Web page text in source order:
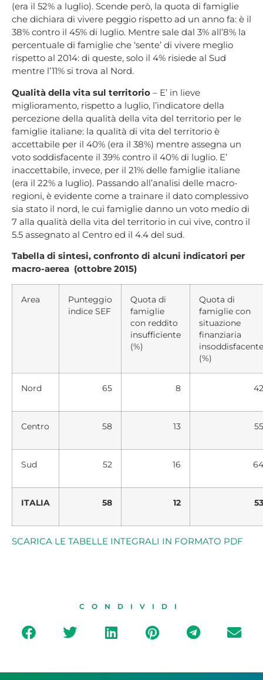
(era il 52% a luglio). Scende però, la quota di famiglie
che dichiara di vivere peggio rispetto ad un anno fa: è il
38% contro il 45% di luglio. Mentre sale dal 3% all’8% la
percentuale di famiglie che ‘sente’ di vivere meglio
rispetto al 2014: di queste, solo il 4% risiede al Sud
mentre l’11% si trova al Nord.
Qualità della vita sul territorio – E’ in lieve
miglioramento, rispetto a luglio, l’indicatore della
percezione della qualità della vita del territorio per le
famiglie italiane: la qualità di vita del territorio è
accettabile per il 40% (era il 38%) mentre assegna un
voto soddisfacente il 39% contro il 40% di luglio. E’
inaccettabile, invece, per il 21% delle famiglie italiane
(era il 22% a luglio). Passando all’analisi delle macro-
regioni, è evidente come a trainare il dato complessivo
sia stato il nord, le cui famiglie danno un voto medio di
7 alla qualità della vita del territorio in cui vive, contro il
5.5 assegnato al Centro ed il 4.4 del sud.
Tabella di sintesi, confronto di alcuni indicatori per
macro-aerea (ottobre 2015)
Area
Punteggio
indice SEF
Quota di
famiglie
con reddito
insufficiente
(%)
Quota di
famiglie con
situazione
finanziaria
insoddisfacente
(%)
Nord 65 8 42
Centro 58 13 55
Sud 52 16 64
ITALIA 58 12 53
SCARICA LE TABELLE INTEGRALI IN FORMATO PDF
CONDIVIDI